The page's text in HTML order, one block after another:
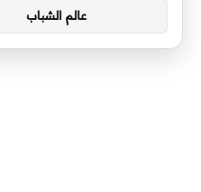
عالم الشباب